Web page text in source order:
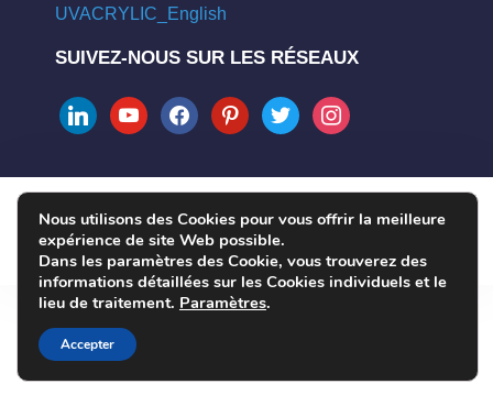
UVACRYLIC_English
SUIVEZ-NOUS SUR LES RÉSEAUX
linkedinyoutubefacebookpinteresttwitter instagram
COPYRIGHT © 2004 - 2026 UVPLASTIC MATERIAL TECHNOLOGY
CO., LTD. ALL RIGHTS RESERVED
Nous utilisons des Cookies pour vous offrir la meilleure
expérience de site Web possible.
Dans les paramètres des Cookie, vous trouverez des
informations détaillées sur les Cookies individuels et le
lieu de traitement. Paramètres.
Accepter